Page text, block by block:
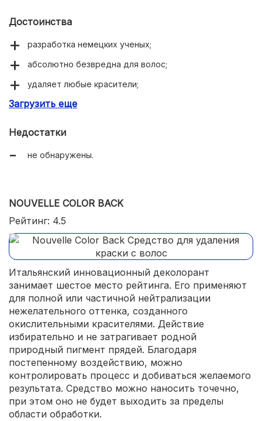
Достоинства
разработка немецких ученых;
абсолютно безвредна для волос;
удаляет любые красители;
смывка до нескольких раз в день;
Загрузить еще
Недостатки
не обнаружены.
NOUVELLE COLOR BACK
Рейтинг: 4.5
Итальянский инновационный деколорант
занимает шестое место рейтинга. Его применяют
для полной или частичной нейтрализации
нежелательного оттенка, созданного
окислительными красителями. Действие
избирательно и не затрагивает родной
природный пигмент прядей. Благодаря
постепенному воздействию, можно
контролировать процесс и добиваться желаемого
результата. Средство можно наносить точечно,
при этом оно не будет выходить за пределы
области обработки.